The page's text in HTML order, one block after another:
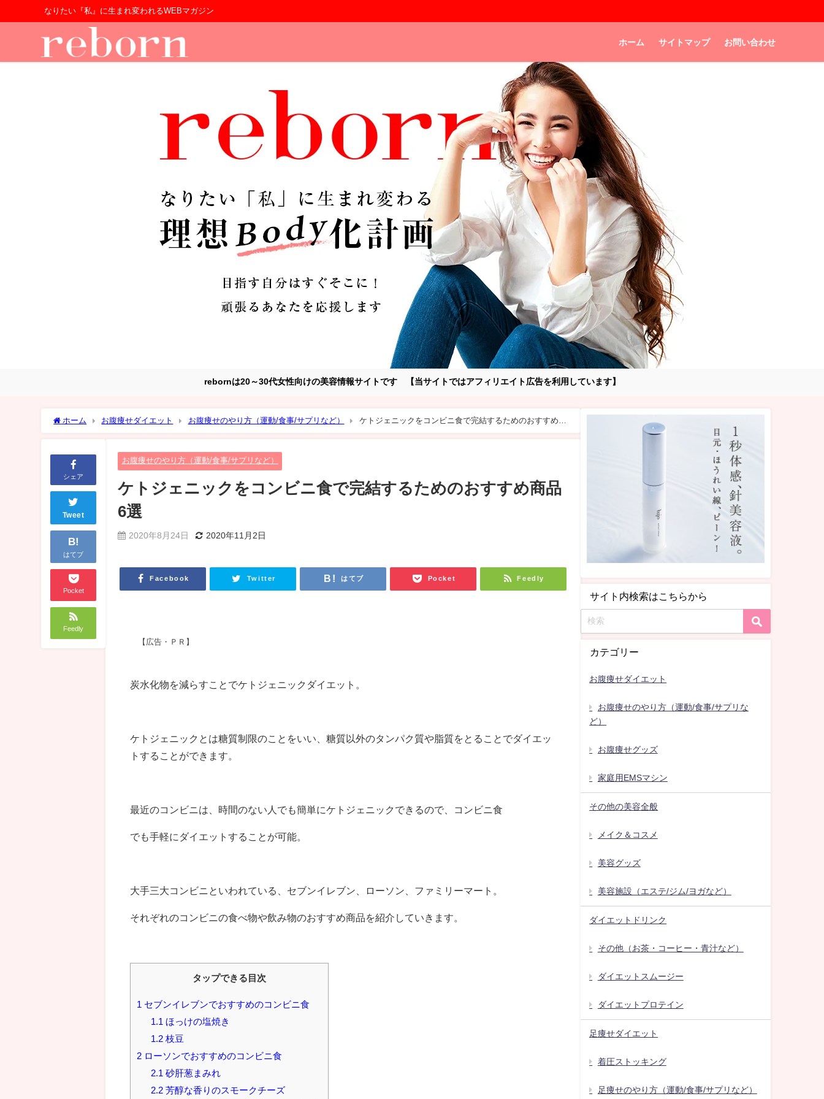
なりたい『私』に生まれ変われるWEBマガジン
ホーム サイトマップ お問い合わせ
rebornは20～30代女性向けの美容情報サイトです 【当サイトではアフィリエイト広告を利用しています】
ホーム お腹痩せダイエット お腹痩せのやり方（運動/食事/サプリなど）
ケトジェニックをコンビニ食で完結するためのおすすめ商
シェア
Tweet
B!
はてブ
Pocket
Feedly
お腹痩せのやり方（運動/食事/サプリなど）
ケトジェニックをコンビニ食で完結するためのおすすめ商品
6選
2020年8月24日 2020年11月2日
Facebook Twitter はてブ Pocket Feedly
【広告・ＰＲ】
炭水化物を減らすことでケトジェニックダイエット。
ケトジェニックとは糖質制限のことをいい、糖質以外のタンパク質や脂質をとることでダイエッ
トすることができます。
最近のコンビニは、時間のない人でも簡単にケトジェニックできるので、コンビニ食
でも手軽にダイエットすることが可能。
大手三大コンビニといわれている、セブンイレブン、ローソン、ファミリーマート。
それぞれのコンビニの食べ物や飲み物のおすすめ商品を紹介していきます。
タップできる目次
1 セブンイレブンでおすすめのコンビニ食
1.1 ほっけの塩焼き
1.2 枝豆
2 ローソンでおすすめのコンビニ食
2.1 砂肝葱まみれ
2.2 芳醇な香りのスモークチーズ
サイト内検索はこちらから
カテゴリー
お腹痩せダイエット
お腹痩せのやり方（運動/食事/サプリな
ど）
お腹痩せグッズ
家庭用EMSマシン
その他の美容全般
メイク＆コスメ
美容グッズ
美容施設（エステ/ジム/ヨガなど）
ダイエットドリンク
その他（お茶・コーヒー・青汁など）
ダイエットスムージー
ダイエットプロテイン
足痩せダイエット
着圧ストッキング
足痩せのやり方（運動/食事/サプリなど）